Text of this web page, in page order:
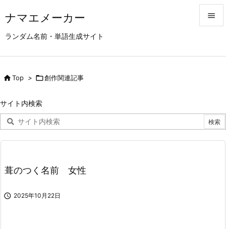
ナマエメーカー
ランダム名前・単語生成サイト


次へ

Top > 創作関連記事
サイト内検索
葺のつく名前 女性
 2025年10月22日